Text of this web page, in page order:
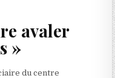
avaler
»
du centre